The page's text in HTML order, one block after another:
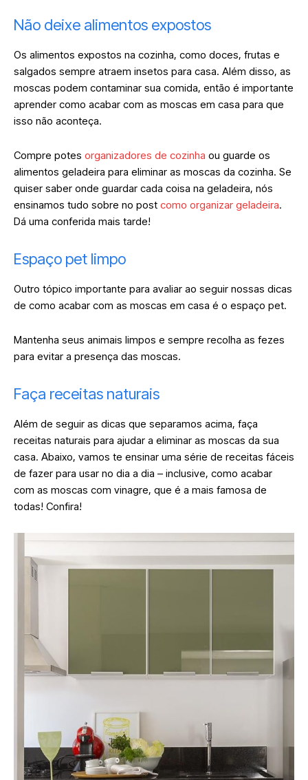
Não deixe alimentos expostos
Os alimentos expostos na cozinha, como doces, frutas e
salgados sempre atraem insetos para casa. Além disso, as
moscas podem contaminar sua comida, então é importante
aprender como acabar com as moscas em casa para que
isso não aconteça.
Compre potes organizadores de cozinha ou guarde os
alimentos geladeira para eliminar as moscas da cozinha. Se
quiser saber onde guardar cada coisa na geladeira, nós
ensinamos tudo sobre no post como organizar geladeira.
Dá uma conferida mais tarde!
Espaço pet limpo
Outro tópico importante para avaliar ao seguir nossas dicas
de como acabar com as moscas em casa é o espaço pet.
Mantenha seus animais limpos e sempre recolha as fezes
para evitar a presença das moscas.
Faça receitas naturais
Além de seguir as dicas que separamos acima, faça
receitas naturais para ajudar a eliminar as moscas da sua
casa. Abaixo, vamos te ensinar uma série de receitas fáceis
de fazer para usar no dia a dia – inclusive, como acabar
com as moscas com vinagre, que é a mais famosa de
todas! Confira!